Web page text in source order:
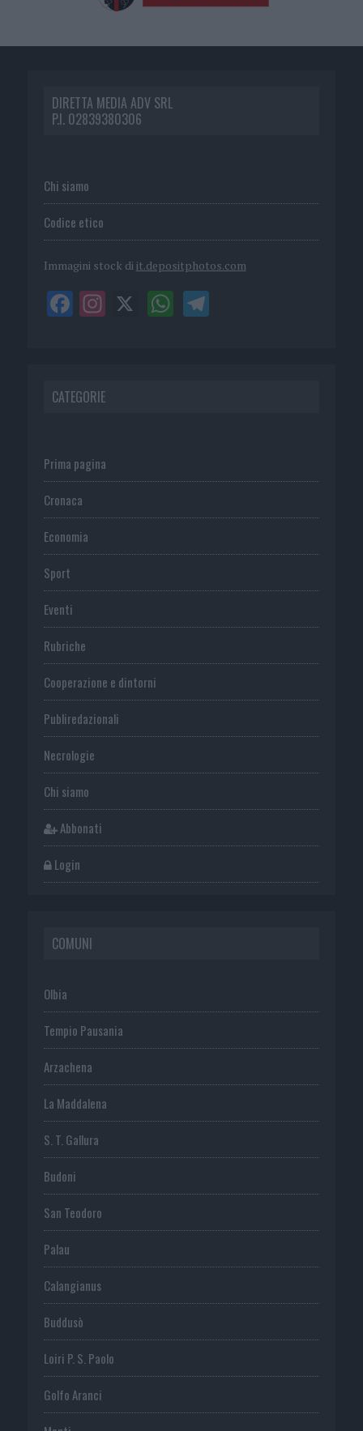
DIRETTA MEDIA ADV SRL
P.I. 02839380306
Chi siamo
Codice etico
Immagini stock di it.depositphotos.com
CATEGORIE
Prima pagina
Cronaca
Economia
Sport
Eventi
Rubriche
Cooperazione e dintorni
Publiredazionali
Necrologie
Chi siamo
Abbonati
Login
COMUNI
Olbia
Tempio Pausania
Arzachena
La Maddalena
S. T. Gallura
Budoni
San Teodoro
Palau
Calangianus
Buddusò
Loiri P. S. Paolo
Golfo Aranci